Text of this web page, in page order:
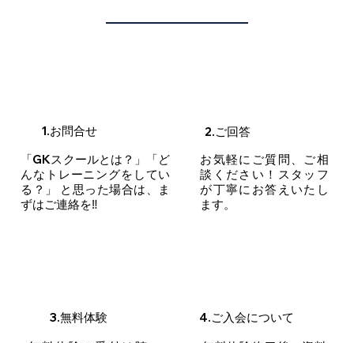
「GKスクールとは？」「ど
んなトレーニングをしてい
る？」 と思った場合は、ま
ずはご連絡を‼
お気軽にご質問、ご相
談ください！スタッフ
が丁寧にお答えいたし
ます。
1.お問合せ 2.ご回答
3.無料体験 4.ご入会について